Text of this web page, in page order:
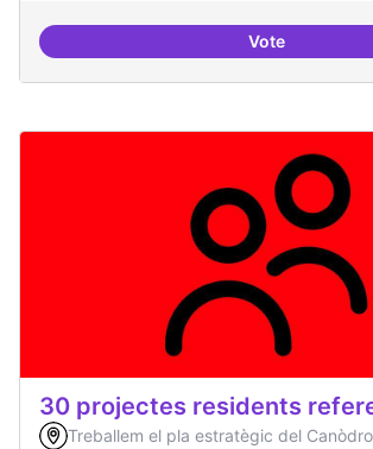
Vote3-4 centres-
30 projectes residents
Treballem el pla estratègic del